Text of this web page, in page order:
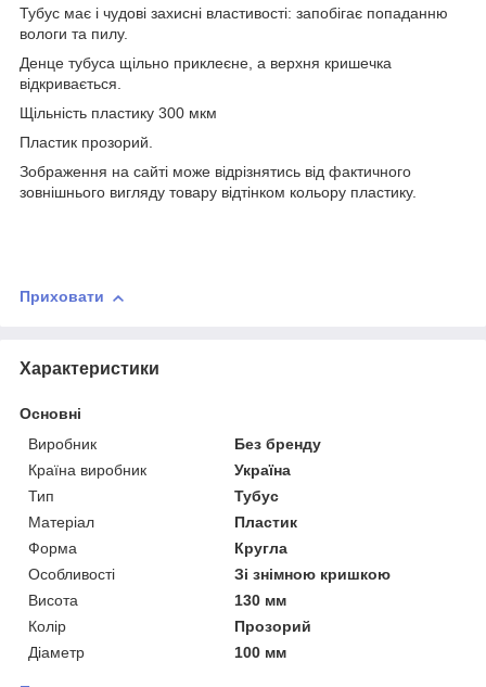
Тубус має і чудові захисні властивості: запобігає попаданню
вологи та пилу.
Денце тубуса щільно приклеєне, а верхня кришечка
відкривається.
Щільність пластику 300 мкм
Пластик прозорий.
Зображення на сайті може відрізнятись від фактичного
зовнішнього вигляду товару відтінком кольору пластику.
Приховати
Характеристики
Основні
Виробник
Без бренду
Країна виробник
Україна
Тип
Тубус
Матеріал
Пластик
Форма
Кругла
Особливості
Зі знімною кришкою
Висота
130 мм
Колір
Прозорий
Діаметр
100 мм